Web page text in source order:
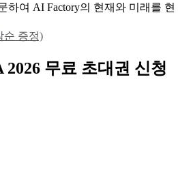
하여 AI Factory의 현재와 미래를 현
순 증정)
무료 초대권 신청